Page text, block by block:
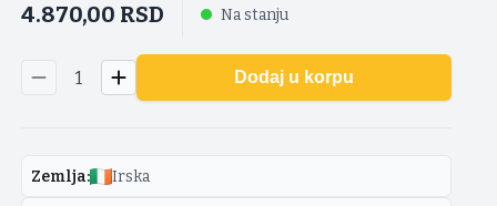
4.870,00 RSD Na stanju
1 Dodaj u korpu
Zemlja: Irska